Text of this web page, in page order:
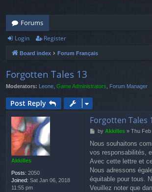
Forums
Login Register
Board index Forum Français
Forgotten Tales 13
Moderators: Leone Game Administrators Forum Manager
Post Reply
Akkilles
Posts: 2050
Joined: Sat Jan 06, 2018
11:55 pm
Forgotten Tales
P
s
t
by Akkilles» Thu Feb
Nous souhaitons
vos responsabilités,
Avec cette lettre et
Nous adressons
équitable pour tous.
Veuillez noter que